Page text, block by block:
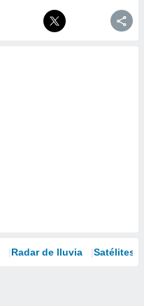
Radar de lluvia Satélites